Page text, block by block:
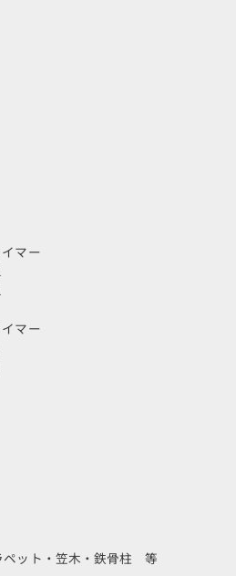
マー
マー
ペット・笠木・鉄骨柱 等